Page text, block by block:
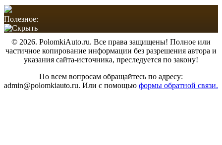
Полезное:
© 2026. PolomkiAuto.ru. Все права защищены! Полное или
частичное копирование информации без разрешения автора и
указания сайта-источника, преследуется по закону!
По всем вопросам обращайтесь по адресу:
admin@polomkiauto.ru. Или с помощью формы обратной связи.